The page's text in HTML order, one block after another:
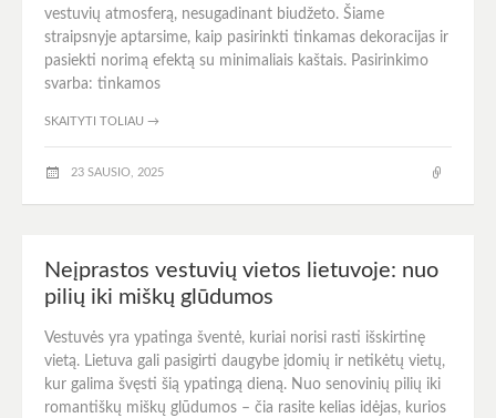
vestuvių atmosferą, nesugadinant biudžeto. Šiame
straipsnyje aptarsime, kaip pasirinkti tinkamas dekoracijas ir
pasiekti norimą efektą su minimaliais kaštais. Pasirinkimo
svarba: tinkamos
SKAITYTI TOLIAU →
23 SAUSIO, 2025
Neįprastos vestuvių vietos lietuvoje: nuo
pilių iki miškų glūdumos
Vestuvės yra ypatinga šventė, kuriai norisi rasti išskirtinę
vietą. Lietuva gali pasigirti daugybe įdomių ir netikėtų vietų,
kur galima švęsti šią ypatingą dieną. Nuo senovinių pilių iki
romantiškų miškų glūdumos – čia rasite kelias idėjas, kurios